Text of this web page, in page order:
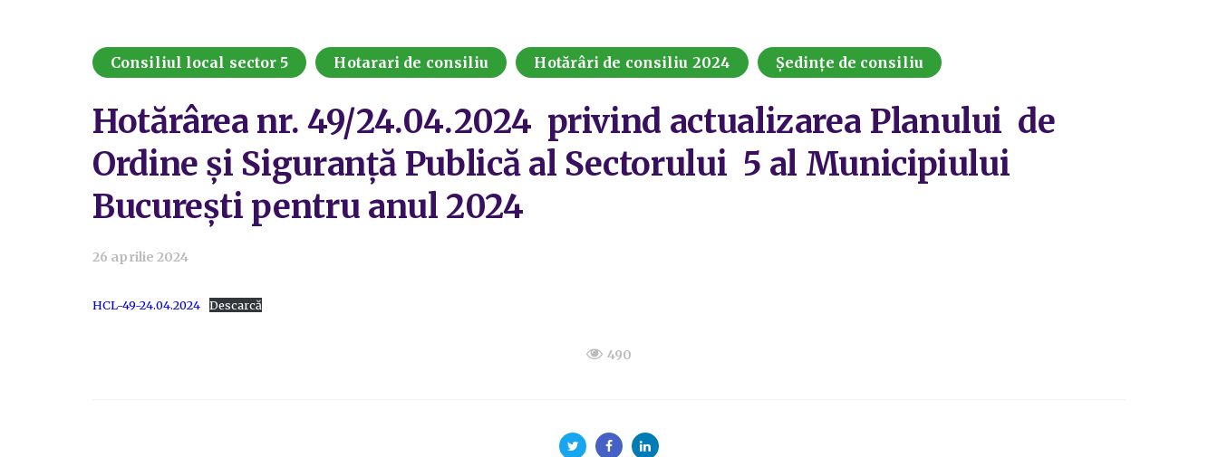
Consiliul local sector 5 Hotarari de consiliu Hotărâri de consiliu 2024 Ședințe de consiliu
Hotărârea nr. 49/24.04.2024 privind actualizarea Planului de
Ordine și Siguranță Publică al Sectorului 5 al Municipiului
București pentru anul 2024
26 aprilie 2024
HCL-49-24.04.2024 Descarcă
490